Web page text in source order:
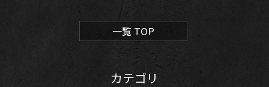
一覧 TOP
カテゴリ